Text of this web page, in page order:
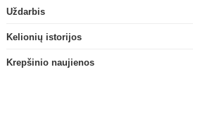
Uždarbis
Kelionių istorijos
Krepšinio naujienos